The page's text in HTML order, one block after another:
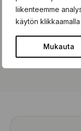
liikenteemme
käytön
Mukauta